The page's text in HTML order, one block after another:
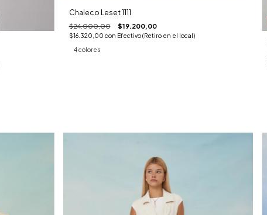
Chaleco Leset 1111
$24.000,00 $19.200,00
$16.320,00 con Efectivo (Retiro en el local)
4 colores